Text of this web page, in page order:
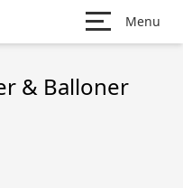
Menu
& Balloner